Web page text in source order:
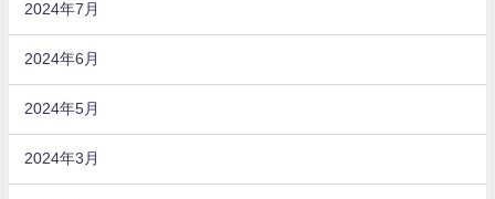
2024年7月
2024年6月
2024年5月
2024年3月